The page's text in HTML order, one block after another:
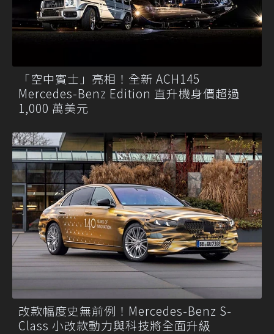
「空中賓士」亮相！全新 ACH145
Mercedes-Benz Edition 直升機身價超過
1,000 萬美元
改款幅度史無前例！Mercedes-Benz S-
Class 小改款動力與科技將全面升級